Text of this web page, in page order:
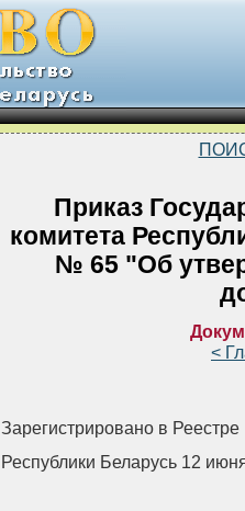
Приказ
комитета
№ 65 "Об
<
Зарегистрировано в Реестре
Республики Беларусь 12